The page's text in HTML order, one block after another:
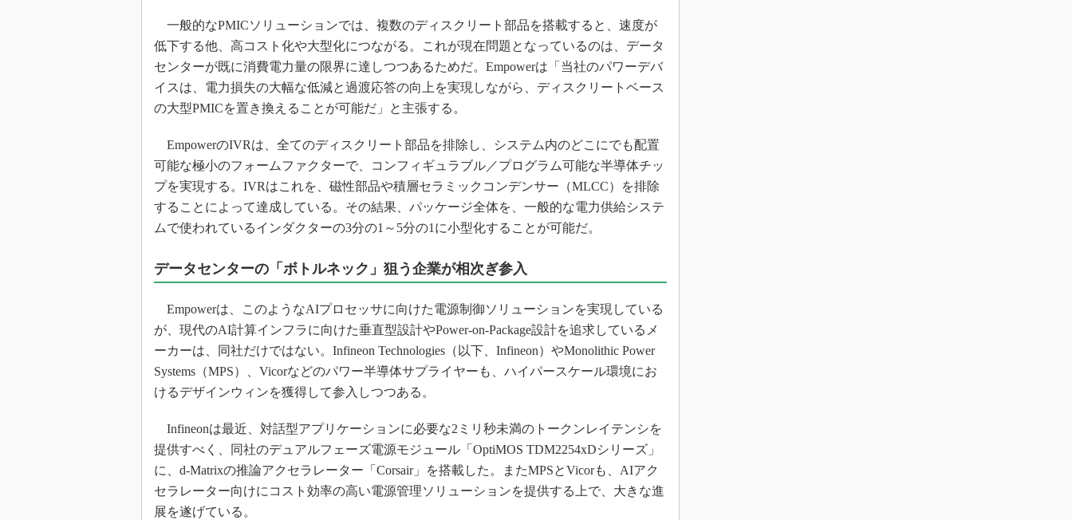
一般的なPMICソリューションでは、複数のディスクリート部品を搭載すると、速度が
低下する他、高コスト化や大型化につながる。これが現在問題となっているのは、データ
センターが既に消費電力量の限界に達しつつあるためだ。Empowerは「当社のパワーデバ
イスは、電力損失の大幅な低減と過渡応答の向上を実現しながら、ディスクリートベース
の大型PMICを置き換えることが可能だ」と主張する。
EmpowerのIVRは、全てのディスクリート部品を排除し、システム内のどこにでも配置
可能な極小のフォームファクターで、コンフィギュラブル／プログラム可能な半導体チッ
プを実現する。IVRはこれを、磁性部品や積層セラミックコンデンサー（MLCC）を排除
することによって達成している。その結果、パッケージ全体を、一般的な電力供給システ
ムで使われているインダクターの3分の1～5分の1に小型化することが可能だ。
データセンターの「ボトルネック」狙う企業が相次ぎ参入
Empowerは、このようなAIプロセッサに向けた電源制御ソリューションを実現している
が、現代のAI計算インフラに向けた垂直型設計やPower-on-Package設計を追求しているメ
ーカーは、同社だけではない。Infineon Technologies（以下、Infineon）やMonolithic Power
Systems（MPS）、Vicorなどのパワー半導体サプライヤーも、ハイパースケール環境にお
けるデザインウィンを獲得して参入しつつある。
Infineonは最近、対話型アプリケーションに必要な2ミリ秒未満のトークンレイテンシを
提供すべく、同社のデュアルフェーズ電源モジュール「OptiMOS TDM2254xDシリーズ」
に、d-Matrixの推論アクセラレーター「Corsair」を搭載した。またMPSとVicorも、AIアク
セラレーター向けにコスト効率の高い電源管理ソリューションを提供する上で、大きな進
展を遂げている。